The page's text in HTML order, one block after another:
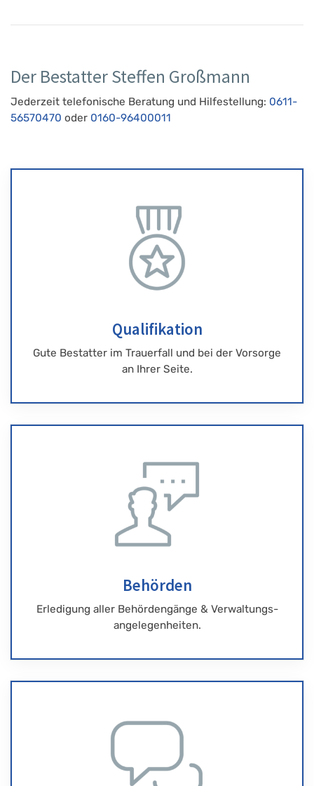
Der Bestatter Steffen Großmann
Jederzeit telefonische Beratung und Hilfestellung: 0611-
56570470 oder 0160-96400011
Qualifikation
Gute Bestatter im Trauerfall und bei der Vorsorge
an Ihrer Seite.
Behörden
Erledigung aller Behördengänge & Verwaltungs-
angelegenheiten.